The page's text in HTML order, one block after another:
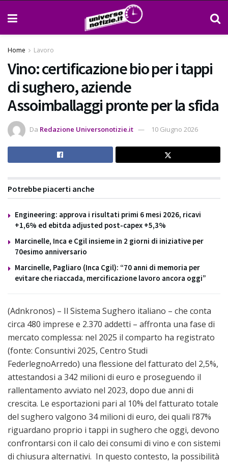
Home Lavoro
Vino: certificazione bio per i tappi
di sughero, aziende
Assoimballaggi pronte per la sfida
Da Redazione Universonotizie.it 10 Giugno 2026
Potrebbe piacerti anche
Engineering: approva i risultati primi 6 mesi 2026, ricavi
+1,6% ed ebitda adjusted post-capex +5,3%
Marcinelle, Inca e Cgil insieme in 2 giorni di iniziative per
70esimo anniversario
Marcinelle, Pagliaro (Inca Cgil): “70 anni di memoria per
evitare che riaccada, mercificazione lavoro ancora oggi”
(Adnkronos) – Il Sistema Sughero italiano – che conta
circa 480 imprese e 2.370 addetti – affronta una fase di
mercato complessa: nel 2025 il comparto ha registrato
(fonte: Consuntivi 2025, Centro Studi
FederlegnoArredo) una flessione del fatturato del 2,5%,
attestandosi a 342 milioni di euro e proseguendo il
rallentamento avviato nel 2023, dopo due anni di
crescita. Le esportazioni pari al 10% del fatturato totale
del sughero valgono 34 milioni di euro, dei quali l’87%
riguardano proprio i tappi in sughero che oggi, devono
confrontarsi con il calo dei consumi di vino e con sistemi
di chiusura alternativi. In questo contesto, la possibilità